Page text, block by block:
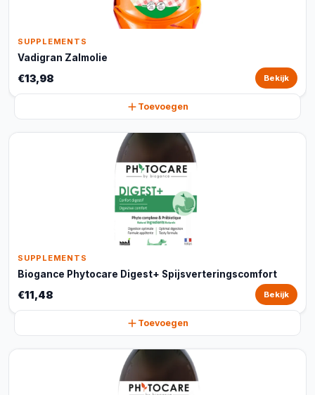
SUPPLEMENTS
Vadigran Zalmolie
€13,98 Bekijk
Toevoegen
SUPPLEMENTS
Biogance Phytocare Digest+ Spijsverteringscomfort
€11,48 Bekijk
Toevoegen